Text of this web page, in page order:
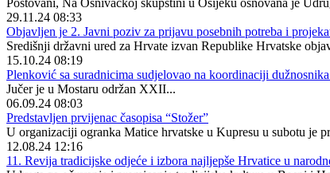
Poštovani, Na Osnivačkoj skupštini u Osijeku osnovana je
29.11.24 08:33
Objavljen je 2. Javni poziv za prijavu posebnih potreba i
Središnji državni ured za Hrvate izvan Republike Hrvatske
15.10.24 08:19
Plenković sa suradnicima sudjelovao na koordinaciji
Jučer je u Mostaru održan XXII...
06.09.24 08:03
Predstavljen prvijenac časopisa “Stožer”
U organizaciji ogranka Matice hrvatske u Kupresu u subotu je
12.08.24 12:16
11. Revija tradicijske odjeće i izbora najljepše Hrvatice u